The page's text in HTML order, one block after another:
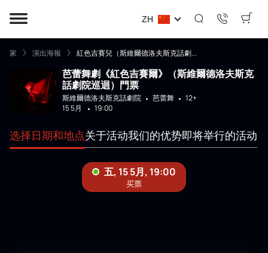
ZH
家 演出海報 紅色吉賽兒（斯維爾德洛夫斯克話劇...
芭蕾舞劇《紅色吉賽爾》（斯維爾德洛夫斯克
話劇院巡迴）門票
斯維爾德洛夫斯克話劇院 芭蕾舞
12+
15 5月
19:00
选择日期和地点关于活动我们的优势即将举行的活动